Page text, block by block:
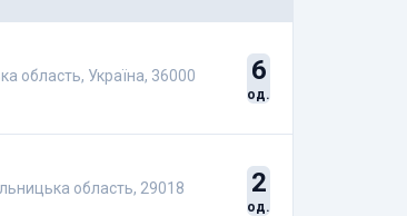
область, Україна, 36000 6
од.
область, 29018 2
од.